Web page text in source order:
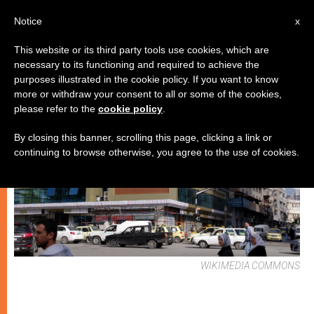
CHIESE LOCALI
WIKIMEDIA COMMONS
x
Notice
This website or its third party tools use cookies, which are
necessary to its functioning and required to achieve the
purposes illustrated in the cookie policy. If you want to know
more or withdraw your consent to all or some of the cookies,
please refer to the cookie policy
By closing this banner, scrolling this page, clicking a link or
continuing to browse otherwise, you agree to the use of cookies.